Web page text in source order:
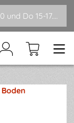
Telefonzeiten Mo,Di,Mi 10.00-12.00 und Do 15-17.00
Boden